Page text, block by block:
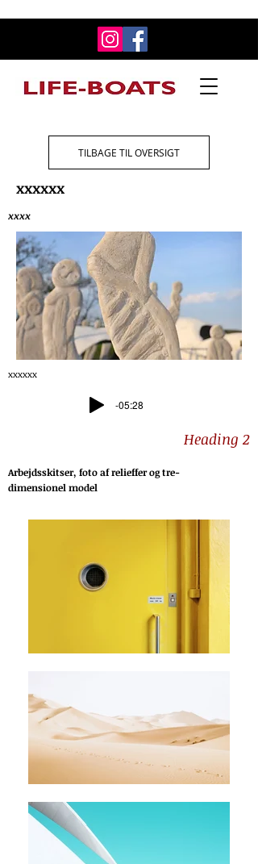
TILBAGE TIL OVERSIGT
xxxxxx
xxxx
xxxxxx
-05:28
Heading 2
Arbejdsskitser, foto af relieffer og tre-
dimensionel model